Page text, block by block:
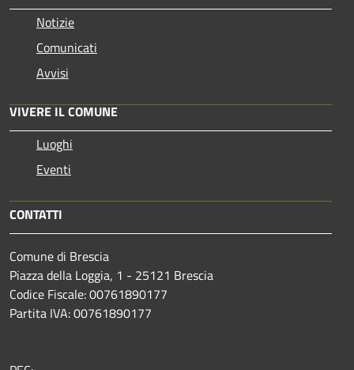
Notizie
Comunicati
Avvisi
VIVERE IL COMUNE
Luoghi
Eventi
CONTATTI
Comune di Brescia
Piazza della Loggia, 1 - 25121 Brescia
Codice Fiscale: 00761890177
Partita IVA: 00761890177